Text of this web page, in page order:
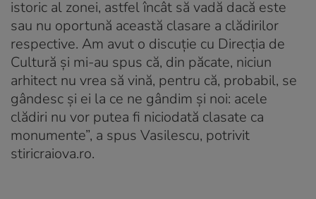
istoric al zonei, astfel încât să vadă dacă este
sau nu oportună această clasare a clădirilor
respective. Am avut o discuție cu Direcția de
Cultură și mi-au spus că, din păcate, niciun
arhitect nu vrea să vină, pentru că, probabil, se
gândesc și ei la ce ne gândim și noi: acele
clădiri nu vor putea fi niciodată clasate ca
monumente”, a spus Vasilescu, potrivit
stiricraiova.ro.